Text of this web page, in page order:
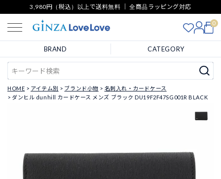
3,980円（税込）以上で送料無料 ｜ 全商品ラッピング対応
0
BRAND CATEGORY
HOME アイテム別 ブランド小物
名刺入れ・カードケース
ダンヒル dunhill カードケース メンズ ブラック DU19F2F47SG001R BLACK